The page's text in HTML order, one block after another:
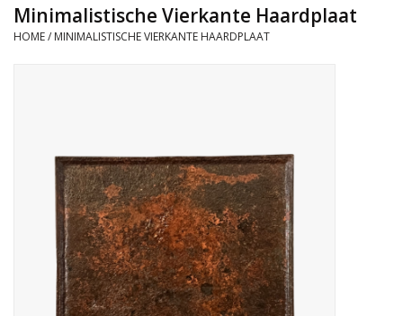
Toebehoren
Antiquiteiten en Vintage
Objecten
Decoratieve Outdoor
Objecten
Vloeren - Steen, Terra Cotta
Minimalistische Vierkante Haardplaat
HOME/ MINIMALISTISCHE VIERKANTE HAARDPLAAT